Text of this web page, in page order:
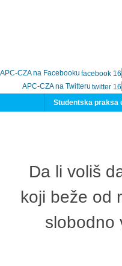
APC-CZA na Facebooku
APC-CZA na Twitteru
Studentska praksa
Da li voliš
koji beže od
slobodno